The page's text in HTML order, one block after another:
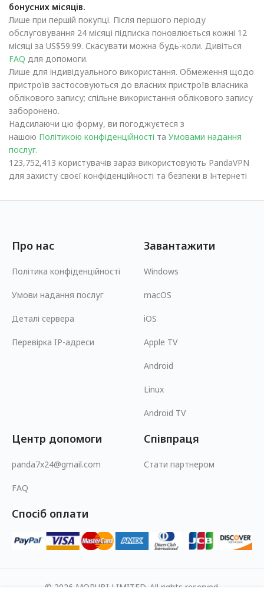
бонусних місяців.
Лише при першій покупці. Після першого періоду
обслуговування 24 місяці підписка поновлюється кожні 12
місяці за US$59.99. Скасувати можна будь-коли. Дивіться
FAQ для допомоги.
Лише для індивідуального використання. Обмеження щодо
пристроїв застосовуються до власних пристроїв власника
облікового запису; спільне використання облікового запису
заборонено.
Надсилаючи цю форму, ви погоджуєтеся з
нашою Політикою конфіденційності та Умовами надання
послуг.
123,752,413 користувачів зараз використовують PandaVPN
для захисту своєї конфіденційності та безпеки в Інтернеті
Про нас
Політика конфіденційності
Умови надання послуг
Деталі сервера
Перевірка IP-адреси
Завантажити
Windows
macOS
iOS
Apple TV
Android
Linux
Android TV
Центр допомоги
panda7x24@gmail.com
FAQ
Співпраця
Стати партнером
Спосіб оплати
© 2026 MOPUBI LIMITED. All rights reserved.